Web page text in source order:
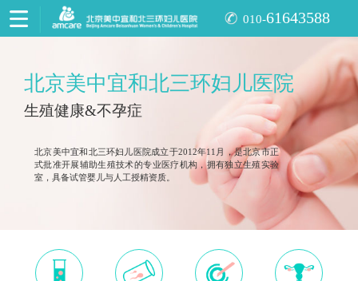
010-61643588
北京美中宜和北三环妇儿医院
生殖健康&不孕症
北京美中宜和北三环妇儿医院成立于2012年11月，是北京市正
式批准开展辅助生殖技术的专业医疗机构，拥有独立生殖实验
室，具备试管婴儿与人工授精资质。